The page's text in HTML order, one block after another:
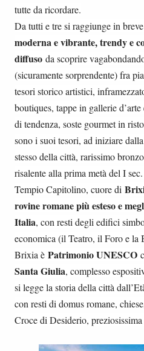
tutte da ricordare.
Da tutti e tre si raggiunge in
moderna e vibrante, trendy e
diffuso da scoprire
(sicuramente sorprendente) fra
tesori storico artistici,
boutiques, tappe in gallerie
di tendenza, soste gourmet in
sono i suoi tesori, ad iniziare dalla
stesso della città, rarissimo
risalente alla prima metà del I
Tempio Capitolino, cuore di
rovine romane più esteso e
Italia, con resti degli edifici
economica (il Teatro, il Foro e la
Brixia è Patrimonio UNESCO
Santa Giulia, complesso
si legge la storia della città
con resti di domus romane,
Croce di Desiderio,